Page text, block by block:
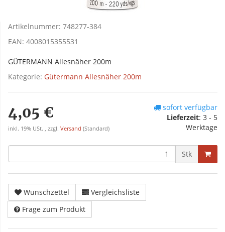
Artikelnummer: 748277-384
EAN: 4008015355531
GÜTERMANN Allesnäher 200m
Kategorie: Gütermann Allesnäher 200m
4,05 €
inkl. 19% USt. , zzgl. Versand (Standard)
sofort verfügbar
Lieferzeit: 3 - 5
Werktage
Stk
Wunschzettel
Vergleichsliste
Frage zum Produkt